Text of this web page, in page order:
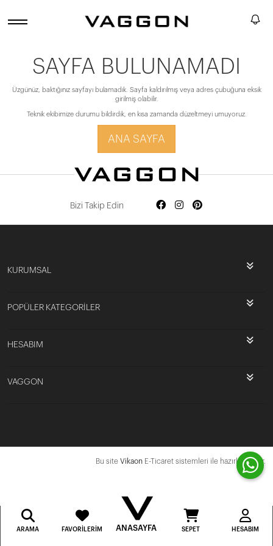
SAYFA BULUNAMADI
Üzgünüz, baktığınız sayfayı bulamadık. Sayfa kaldırılmış veya adres çubuğuna eksik
girilmiş olabilir.
Teknik ekibimize durumu bildirdik, en kısa zamanda düzeltmeyi umuyoruz.
ANA SAYFA
Bizi Takip Edin
KURUMSAL
POPÜLER KATEGORİLER
HESABIM
VAGGON
Bu site Vikaon E-Ticaret sistemleri ile hazırlanmıştır.
ARAMA FAVORILERIM ANASAYFA SEPET HESABIM